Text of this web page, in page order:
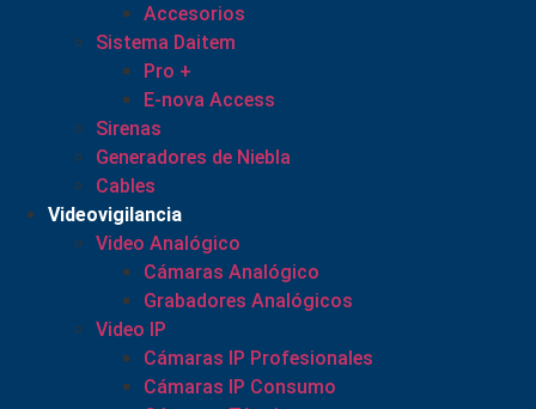
Accesorios
Sistema Daitem
Pro +
E-nova Access
Sirenas
Generadores de Niebla
Cables
Videovigilancia
Video Analógico
Cámaras Analógico
Grabadores Analógicos
Video IP
Cámaras IP Profesionales
Cámaras IP Consumo